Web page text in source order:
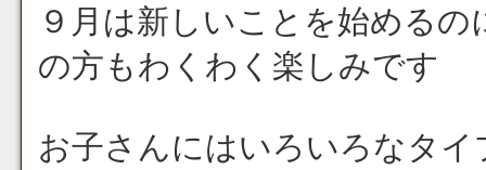
９月は新しいことを始める
の方もわくわく楽しみです
お子さんにはいろいろなタ